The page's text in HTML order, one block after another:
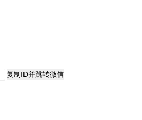
复制ID并跳转微信